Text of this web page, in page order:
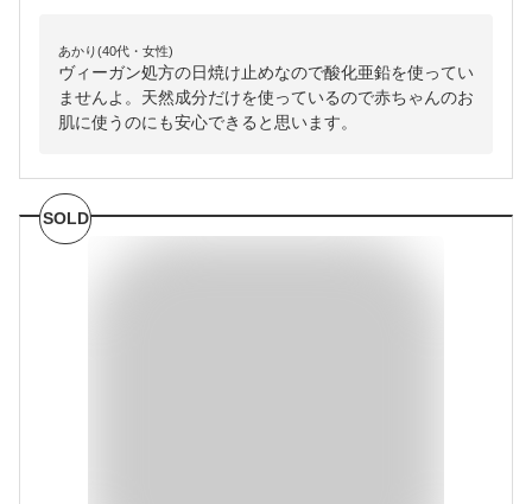
あかり(40代・女性)
ヴィーガン処方の日焼け止めなので酸化亜鉛を使ってい
ませんよ。天然成分だけを使っているので赤ちゃんのお
肌に使うのにも安心できると思います。
SOLD